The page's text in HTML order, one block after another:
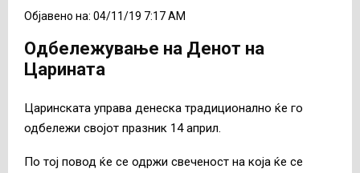
Објавено на: 04/11/19 7:17 AM
Одбележување на Денот на
Царината
Царинската управа денеска традиционално ќе го
одбележи својот празник 14 април.
По тој повод ќе се одржи свеченост на која ќе се